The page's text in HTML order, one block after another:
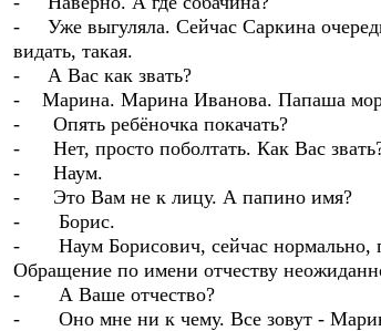
- Уже выгуляла. Сейчас Саркина
видать, такая.
- А Вас как звать?
- Марина. Марина Иванова. Папаша
- Опять ребёночка покачать?
- Нет, просто поболтать. Как Вас
- Наум.
- Это Вам не к лицу. А папино имя?
- Борис.
- Наум Борисович, сейчас нормально,
Обращение по имени отчеству
- А Ваше отчество?
- Оно мне ни к чему. Все зовут -